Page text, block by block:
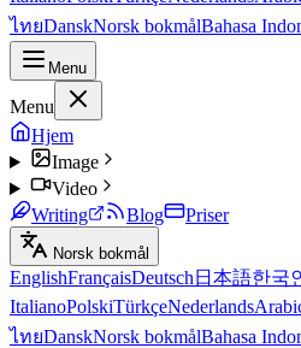
ไทยDanskNorsk bokmålBahasa
Menu
Menu
Hjem
Image
Video
Writing
Blog Priser
Norsk bokmål
EnglishFrançaisDeutsch 日本語한국
ItalianoPolskiTürkçeNederlands
ไทยDanskNorsk bokmålBahasa